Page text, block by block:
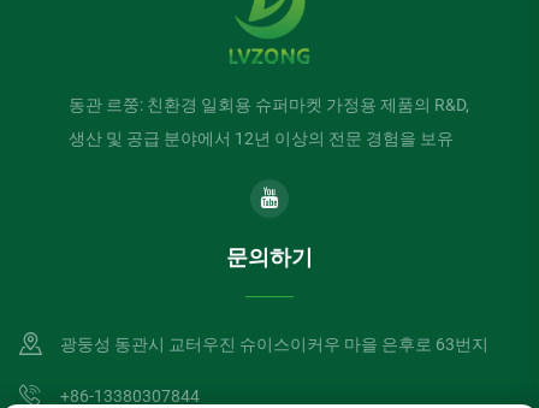
동관 르쭝: 친환경 일회용 슈퍼마켓 가정용 제품의 R&D,
생산 및 공급 분야에서 12년 이상의 전문 경험을 보유
문의하기
광둥성 동관시 교터우진 슈이스이커우 마을 은후로 63번지
+86-13380307844